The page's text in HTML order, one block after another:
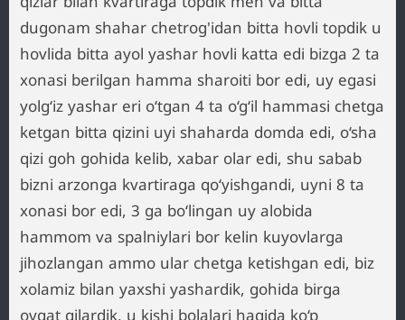
dugonam shahar chetrog'idan bitta hovli topdik u
hovlida bitta ayol yashar hovli katta edi bizga 2 ta
xonasi berilgan hamma sharoiti bor edi, uy egasi
yolg‘iz yashar eri o‘tgan 4 ta o‘g‘il hammasi chetga
ketgan bitta qizini uyi shaharda domda edi, o‘sha
qizi goh gohida kelib, xabar olar edi, shu sabab
bizni arzonga kvartiraga qo‘yishgandi, uyni 8 ta
xonasi bor edi, 3 ga bo‘lingan uy alobida
hammom va spalniylari bor kelin kuyovlarga
jihozlangan ammo ular chetga ketishgan edi, biz
xolamiz bilan yaxshi yashardik, gohida birga
ovqat qilardik, u kishi bolalari haqida ko‘p